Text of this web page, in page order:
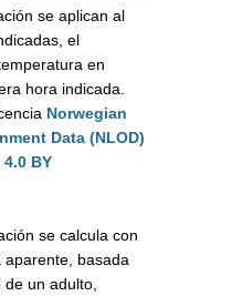
se aplican al
el
en
hora indicada.
Norwegian
Data (NLOD)
BY
se calcula con
aparente, basada
de un adulto,